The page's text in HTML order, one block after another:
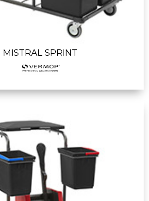
MISTRAL SPRINT